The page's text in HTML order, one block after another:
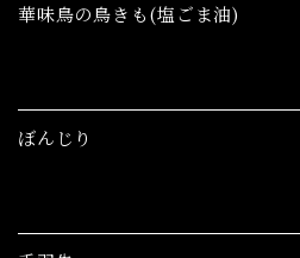
華味鳥の鳥きも(塩ごま油)
ぼんじり